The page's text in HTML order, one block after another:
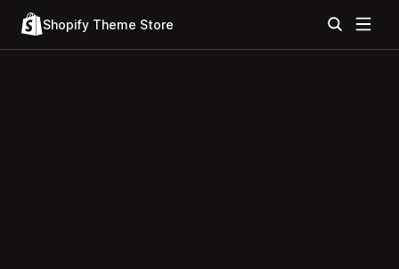
Shopify Theme Store